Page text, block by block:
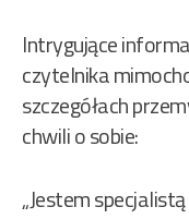
Intrygujące
czytelnika
szczegółach
chwili o sobie:
„Jestem